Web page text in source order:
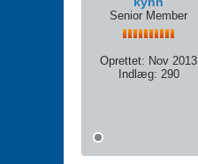
Senior Member
Oprettet: Nov 2013
Indlæg: 290